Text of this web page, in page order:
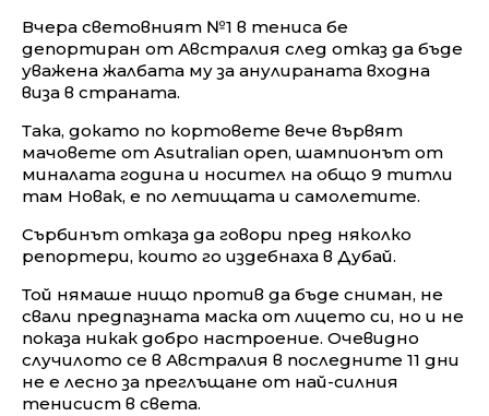
Вчера световният №1 в тениса бе
депортиран от Австралия след отказ да бъде
уважена жалбата му за анулираната входна
виза в страната.
Така, докато по кортовете вече вървят
мачовете от Asutralian open, шампионът от
миналата година и носител на общо 9 титли
там Новак, е по летищата и самолетите.
Сърбинът отказа да говори пред няколко
репортери, които го издебнаха в Дубай.
Той нямаше нищо против да бъде сниман, не
свали предпазната маска от лицето си, но и не
показа никак добро настроение. Очевидно
случилото се в Австралия в последните 11 дни
не е лесно за преглъщане от най-силния
тенисист в света.